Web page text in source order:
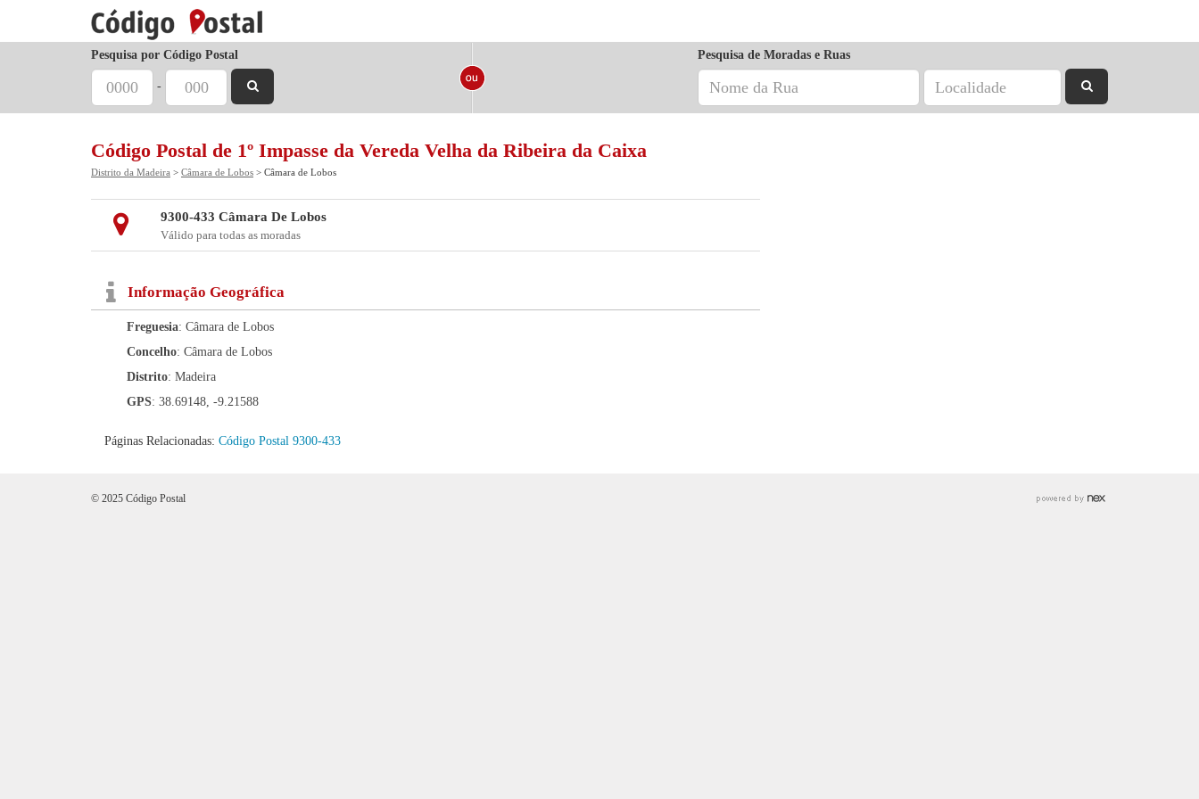
Pesquisa por Código Postal
-
Pesquisa de Moradas e Ruas
Código Postal de 1º Impasse da Vereda Velha da Ribeira da Caixa
Distrito da Madeira > Câmara de Lobos > Câmara de Lobos
9300-433 Câmara De Lobos
Válido para todas as moradas
Informação Geográfica
Freguesia: Câmara de Lobos
Concelho: Câmara de Lobos
Distrito: Madeira
GPS: 38.69148, -9.21588
Páginas Relacionadas: Código Postal 9300-433
© 2025 Código Postal